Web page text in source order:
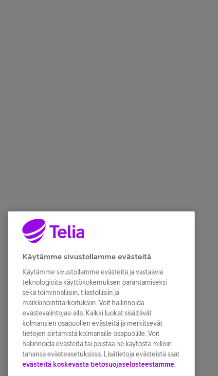
Käytämme sivustollamme evästeitä
Käytämme sivustollamme evästeitä ja vastaavia
teknologioita käyttökokemuksen parantamiseksi
sekä toiminnallisiin, tilastollisiin ja
markkinointitarkoituksiin. Voit hallinnoida
evästevalintojasi alla. Kaikki luokat sisältävät
kolmansien osapuolien evästeitä ja merkitsevät
tietojen siirtämistä kolmansille osapuolille. Voit
hallinnoida evästeitä tai poistaa ne käytöstä milloin
tahansa evästeasetuksissa. Lisätietoja evästeistä saat
evästeitä koskevasta tietosuojaselosteestamme.